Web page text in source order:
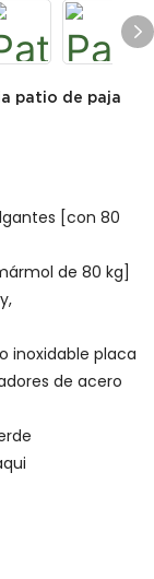
patio de paja
[con 80
de 80 kg]
inoxidable placa
de acero